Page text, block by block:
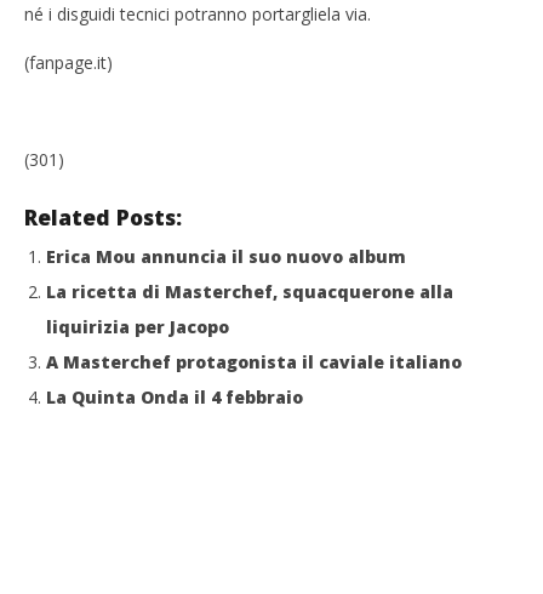
né i disguidi tecnici potranno portargliela via.
(fanpage.it)
(301)
Related Posts:
Erica Mou annuncia il suo nuovo album
La ricetta di Masterchef, squacquerone alla
liquirizia per Jacopo
A Masterchef protagonista il caviale italiano
La Quinta Onda il 4 febbraio